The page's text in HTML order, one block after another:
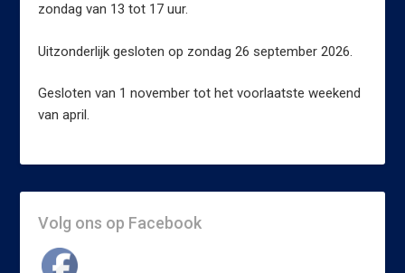
zondag van 13 tot 17 uur.
Uitzonderlijk gesloten op zondag 26 september 2026.
Gesloten van 1 november tot het voorlaatste weekend
van april.
Volg ons op Facebook